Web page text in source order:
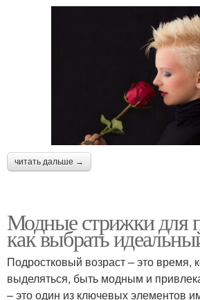
читать дальше →
Модные стрижки для
как выбрать
Подростковый возраст – это время,
выделяться, быть модным и
– это один из ключевых элементов